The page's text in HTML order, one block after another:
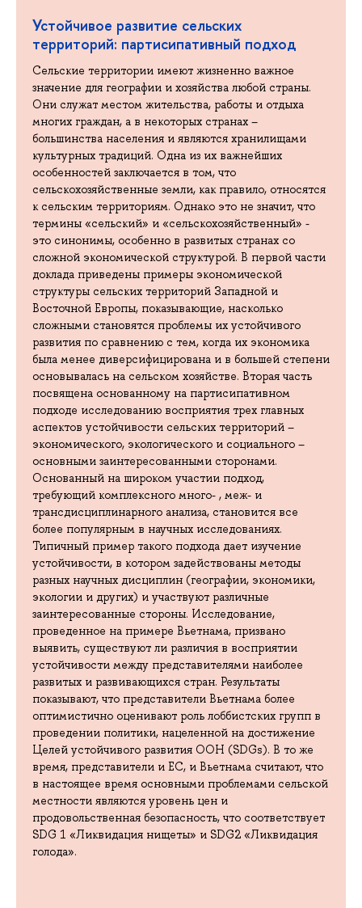
Устойчивое развитие сельских
территорий: партисипативный подход
Сельские территории имеют жизненно важное
значение для географии и хозяйства любой страны.
Они служат местом жительства, работы и отдыха
многих граждан, а в некоторых странах –
большинства населения и являются хранилищами
культурных традиций. Одна из их важнейших
особенностей заключается в том, что
сельскохозяйственные земли, как правило, относятся
к сельским территориям. Однако это не значит, что
термины «сельский» и «сельскохозяйственный» -
это синонимы, особенно в развитых странах со
сложной экономической структурой. В первой части
доклада приведены примеры экономической
структуры сельских территорий Западной и
Восточной Европы, показывающие, насколько
сложными становятся проблемы их устойчивого
развития по сравнению с тем, когда их экономика
была менее диверсифицирована и в большей степени
основывалась на сельском хозяйстве. Вторая часть
посвящена основанному на партисипативном
подходе исследованию восприятия трех главных
аспектов устойчивости сельских территорий –
экономического, экологического и социального –
основными заинтересованными сторонами.
Основанный на широком участии подход,
требующий комплексного много- , меж- и
трансдисциплинарного анализа, становится все
более популярным в научных исследованиях.
Типичный пример такого подхода дает изучение
устойчивости, в котором задействованы методы
разных научных дисциплин (географии, экономики,
экологии и других) и участвуют различные
заинтересованные стороны. Исследование,
проведенное на примере Вьетнама, призвано
выявить, существуют ли различия в восприятии
устойчивости между представителями наиболее
развитых и развивающихся стран. Результаты
показывают, что представители Вьетнама более
оптимистично оценивают роль лоббистских групп в
проведении политики, нацеленной на достижение
Целей устойчивого развития ООН (SDGs). В то же
время, представители и ЕС, и Вьетнама считают, что
в настоящее время основными проблемами сельской
местности являются уровень цен и
продовольственная безопасность, что соответствует
SDG 1 «Ликвидация нищеты» и SDG2 «Ликвидация
голода».